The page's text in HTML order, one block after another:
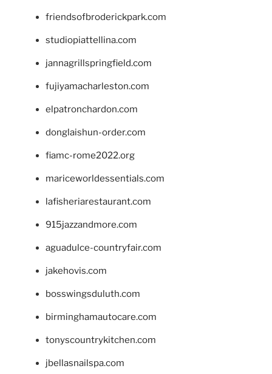
friendsofbroderickpark.com
studiopiattellina.com
jannagrillspringfield.com
fujiyamacharleston.com
elpatronchardon.com
donglaishun-order.com
fiamc-rome2022.org
mariceworldessentials.com
lafisheriarestaurant.com
915jazzandmore.com
aguadulce-countryfair.com
jakehovis.com
bosswingsduluth.com
birminghamautocare.com
tonyscountrykitchen.com
jbellasnailspa.com